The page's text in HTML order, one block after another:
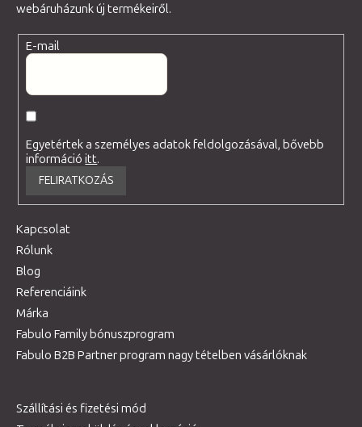
webáruházunk új termékeiről.
E-mail
Egyetértek a személyes adatok feldolgozásával, bővebb
információitt.
FELIRATKOZÁS
Kapcsolat
Rólunk
Blog
Referenciáink
Márka
Fabulo Family bónuszprogram
Fabulo B2B Partner program nagy tételben vásárlóknak
Szállítási és fizetési mód